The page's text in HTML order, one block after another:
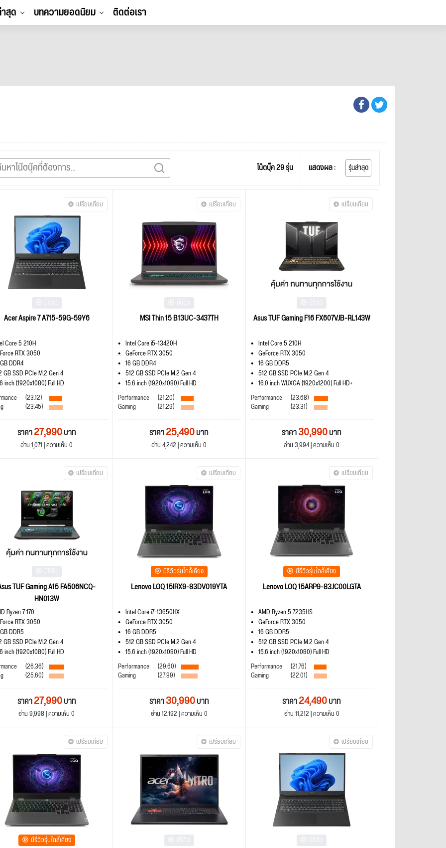
สุด บทความยอดนิยม ติดต่อเรา
โน็ตบุ๊ค 29 รุ่น แสดงผล : รุ่นล่าสุด
เปรียบเทียบ
Acer Aspire 7 A715-59G-59Y6
Core 5 210H
RTX 3050
DDR4
GB SSD PCIe M.2 Gen 4
inch (1920x1080) Full HD
(23.12)
(23.45)
ราคา27,990บาท
อ่าน 1,071 | ความเห็น 0
เปรียบเทียบ
MSI Thin 15 B13UC-3437TH
Intel Core i5-13420H
GeForce RTX 3050
16 GB DDR4
512 GB SSD PCIe M.2 Gen 4
15.6 inch (1920x1080) Full HD
Performance
(21.20)
Gaming (21.29)
ราคา25,490บาท
อ่าน 4,242 | ความเห็น 0
เปรียบเทียบ
Asus TUF Gaming F16 FX607VJB-RL143W
Intel Core 5 210H
GeForce RTX 3050
16 GB DDR5
512 GB SSD PCIe M.2 Gen 4
16.0 inch WUXGA (1920x1200) Full HD+
Performance
(23.68)
Gaming (23.31)
ราคา30,990บาท
อ่าน 3,994 | ความเห็น 0
เปรียบเทียบ
TUF Gaming A15 FA506NCQ-
HN013W
Ryzen 7 170
RTX 3050
DDR5
GB SSD PCIe M.2 Gen 4
inch (1920x1080) Full HD
(26.36)
(25.60)
ราคา27,990บาท
อ่าน 9,998 | ความเห็น 0
เปรียบเทียบ
มีรีวิวรุ่นใกล้เคียง
Lenovo LOQ 15IRX9-83DV019YTA
Intel Core i7-13650HX
GeForce RTX 3050
16 GB DDR5
512 GB SSD PCIe M.2 Gen 4
15.6 inch (1920x1080) Full HD
Performance
(29.60)
Gaming (27.89)
ราคา30,990บาท
อ่าน 12,192 | ความเห็น 0
เปรียบเทียบ
มีรีวิวรุ่นใกล้เคียง
Lenovo LOQ 15ARP9-83JC00LGTA
AMD Ryzen 5 7235HS
GeForce RTX 3050
16 GB DDR5
512 GB SSD PCIe M.2 Gen 4
15.6 inch (1920x1080) Full HD
Performance
(21.76)
Gaming (22.01)
ราคา24,490บาท
อ่าน 11,212 | ความเห็น 0
เปรียบเทียบ
มีรีวิวรุ่นใกล้เคียง
เปรียบเทียบ เปรียบเทียบ